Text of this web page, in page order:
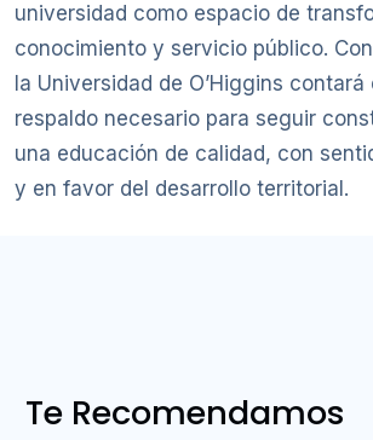
universidad como espacio de
conocimiento y servicio público.
la Universidad de O’Higgins contará
respaldo necesario para seguir
una educación de calidad, con
y en favor del desarrollo territorial.
Te Recomendamos